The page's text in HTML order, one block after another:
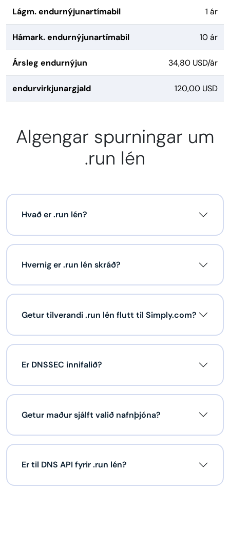
Lágm. endurnýjunartímabil 1 ár
Hámark. endurnýjunartímabil 10 ár
Ársleg endurnýjun 34,80 USD/ár
endurvirkjunargjald 120,00 USD
Algengar spurningar um
.run lén
Hvað er .run lén?
Hvernig er .run lén skráð?
Getur tilverandi .run lén flutt til Simply.com?
Er DNSSEC innifalið?
Getur maður sjálft valið nafnþjóna?
Er til DNS API fyrir .run lén?